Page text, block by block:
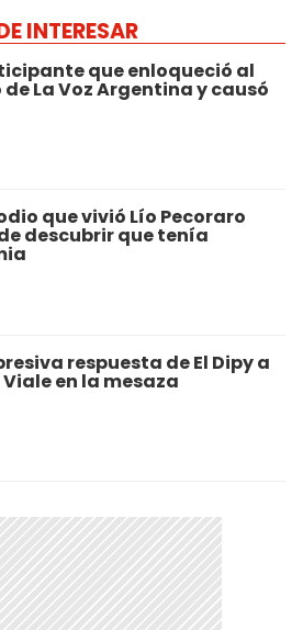
INTERESAR
que enloqueció al
La Voz Argentina y causó
que vivió Lío Pecoraro
descubrir que tenía
respuesta de El Dipy a
en la mesaza